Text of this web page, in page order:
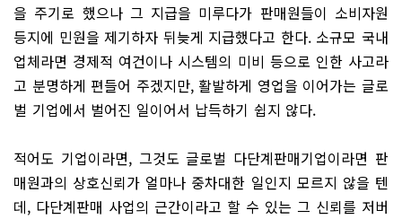
을 주기로 했으나 그 지급을 미루다가 판매원들이 소비자원
등지에 민원을 제기하자 뒤늦게 지급했다고 한다. 소규모 국내
업체라면 경제적 여건이나 시스템의 미비 등으로 인한 사고라
고 분명하게 편들어 주겠지만, 활발하게 영업을 이어가는 글로
벌 기업에서 벌어진 일이어서 납득하기 쉽지 않다.
적어도 기업이라면, 그것도 글로벌 다단계판매기업이라면 판
매원과의 상호신뢰가 얼마나 중차대한 일인지 모르지 않을 텐
데, 다단계판매 사업의 근간이라고 할 수 있는 그 신뢰를 저버